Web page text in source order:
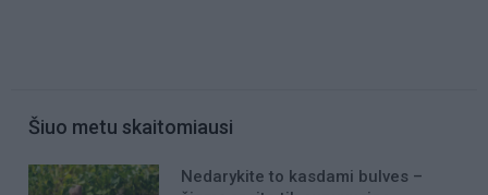
Šiuo metu skaitomiausi
Nedarykite to kasdami bulves –